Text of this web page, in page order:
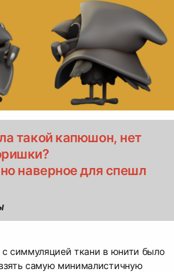
такой капюшон, нет
наверное для спешл
симмуляцией ткани в юнити было
самую минималистичную